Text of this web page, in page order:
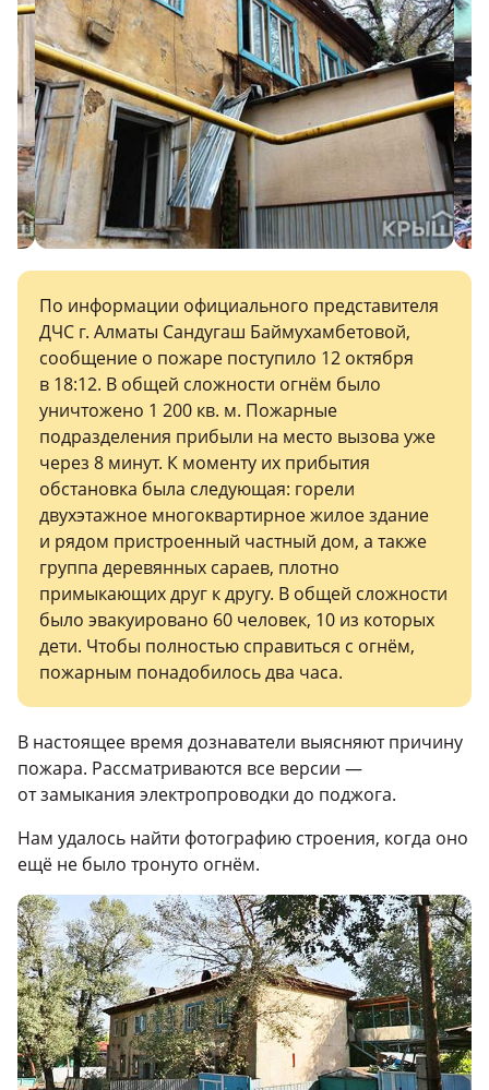
По информации официального представителя
ДЧС г. Алматы Сандугаш Баймухамбетовой,
сообщение о пожаре поступило 12 октября
в 18:12. В общей сложности огнём было
уничтожено 1 200 кв. м. Пожарные
подразделения прибыли на место вызова уже
через 8 минут. К моменту их прибытия
обстановка была следующая: горели
двухэтажное многоквартирное жилое здание
и рядом пристроенный частный дом, а также
группа деревянных сараев, плотно
примыкающих друг к другу. В общей сложности
было эвакуировано 60 человек, 10 из которых
дети. Чтобы полностью справиться с огнём,
пожарным понадобилось два часа.
В настоящее время дознаватели выясняют причину
пожара. Рассматриваются все версии —
от замыкания электропроводки до поджога.
Нам удалось найти фотографию строения, когда оно
ещё не было тронуто огнём.